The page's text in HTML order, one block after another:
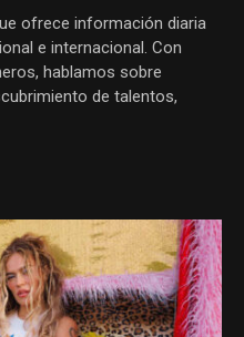
ofrece información diaria
e internacional. Con
hablamos sobre
de talentos,